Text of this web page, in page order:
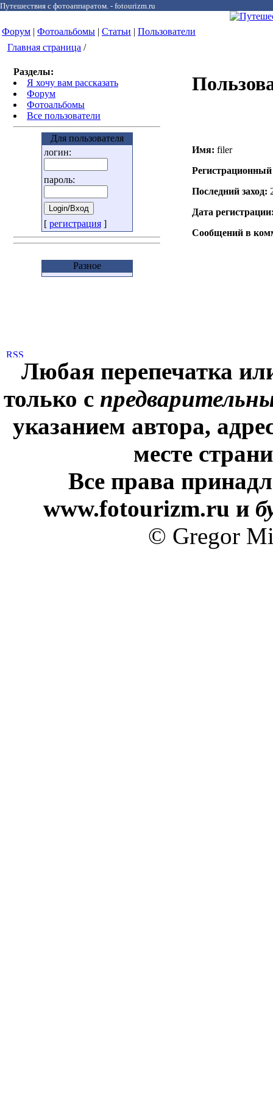
Путешествия с фотоаппаратом. - fotourizm.ru
Форум | Фотоальбомы | Статьи | Пользователи
Главная страница /
Разделы:
Я хочу вам рассказать
Форум
Фотоальбомы
Все пользователи
Для пользователя
логин:
пароль:
[ регистрация]
Разное
Имя: filer
Последний заход:
Дата
Сообщений в
Любая перепечатка
только с
указанием автора,
месте
Все права
www.fotourizm.ru и
© Gregor